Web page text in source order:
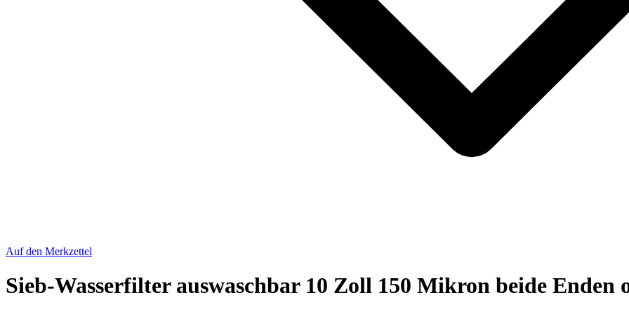
Auf den Merkzettel
Sieb-Wasserfilter auswaschbar 10 Zoll 150 Mikron beide Enden